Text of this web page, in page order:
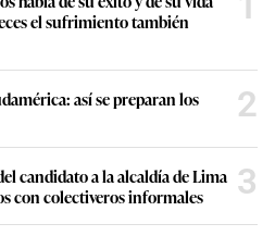
el sufrimiento también
así se preparan los
2
candidato a la alcaldía de Lima
con colectiveros informales
3